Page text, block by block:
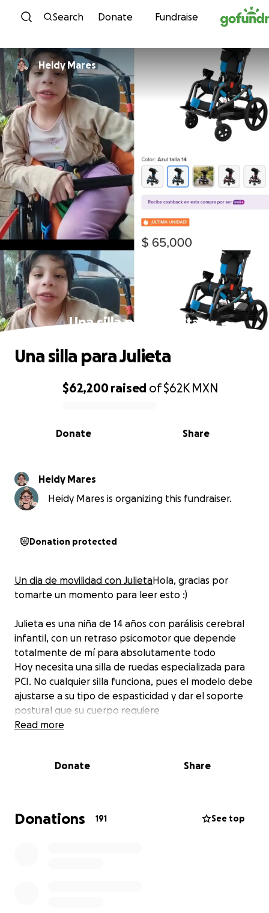
Skip to content
Search Donate Fundraise
Heidy Mares
Una silla para Julieta
0% complete
$62,200raised of$62K MXN
Share
Donate
Una silla para Julieta
Heidy Mares
Heidy Mares is organizing this fundraiser.
Donation protected
Un dia de movilidad con JulietaHola, gracias por
tomarte un momento para leer esto :)
Julieta es una niña de 14 años con parálisis cerebral
infantil, con un retraso psicomotor que depende
totalmente de mí para absolutamente todo
Hoy necesita una silla de ruedas especializada para
PCI. No cualquier silla funciona, pues el modelo debe
ajustarse a su tipo de espasticidad y dar el soporte
postural que su cuerpo requiere
Otro tipo de silla puede provocarle dolor y
han cambiado sus necesidades
está diseñada para su tipo de movilidad y para no
acentuar las deformaciones posturales que Julieta
Read more
Donate Share
Donations 191 See top